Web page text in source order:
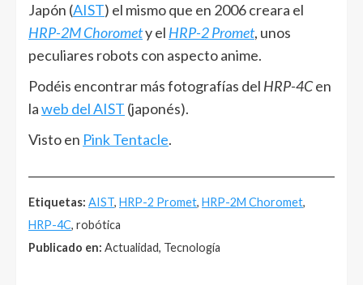
Japón (AIST) el mismo que en 2006 creara el
HRP-2M Choromety el HRP-2 Promet, unos
peculiares robots con aspecto anime.
Podéis encontrar más fotografías del HRP-4Cen
laweb del AIST (japonés).
Visto en Pink Tentacle.
Etiquetas: AIST, HRP-2 Promet, HRP-2M Choromet,
HRP-4C, robótica
Publicado en: Actualidad, Tecnología